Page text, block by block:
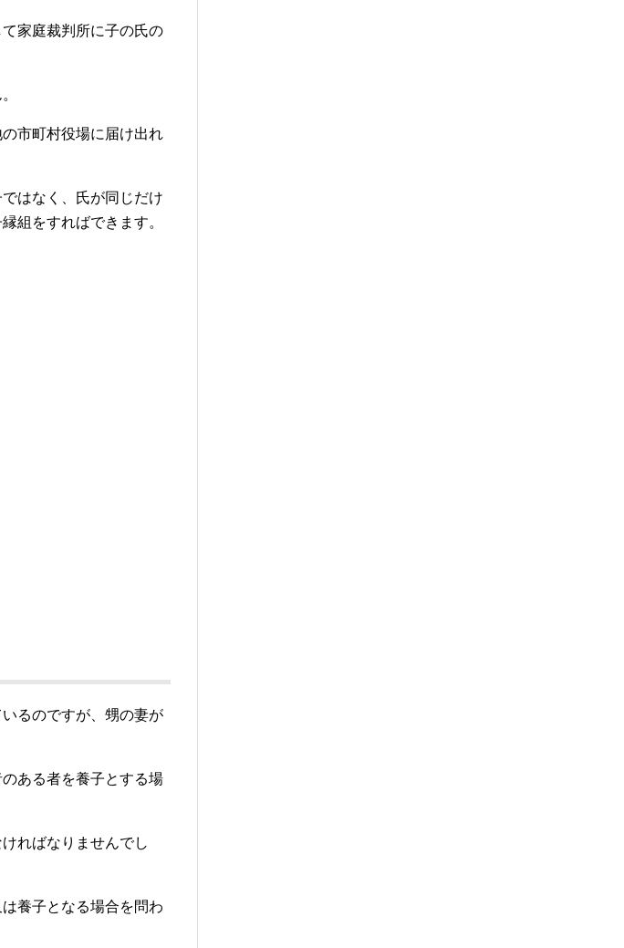
家庭裁判所に子の氏の
市町村役場に届け出れ
はなく、氏が同じだけ
組をすればできます。
るのですが、甥の妻が
ある者を養子とする場
ればなりませんでし
養子となる場合を問わ